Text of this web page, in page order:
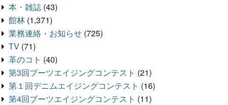
本・雑誌 (43)
館林 (1,371)
業務連絡・お知らせ (725)
TV (71)
革のコト (40)
第3回ブーツエイジングコンテスト (21)
第１回デニムエイジングコンテスト (16)
第4回ブーツエイジングコンテスト (11)